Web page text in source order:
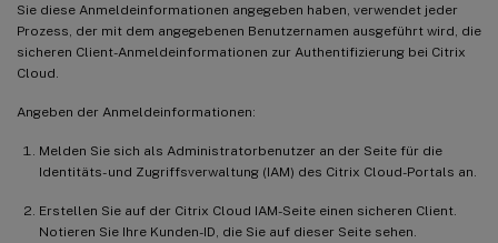
Sie diese Anmeldeinformationen angegeben haben, verwendet jeder
Prozess, der mit dem angegebenen Benutzernamen ausgeführt wird, die
sicheren Client-Anmeldeinformationen zur Authentifizierung bei Citrix
Cloud.
Angeben der Anmeldeinformationen:
Melden Sie sich als Administratorbenutzer an der Seite für die
Identitäts- und Zugriffsverwaltung (IAM) des Citrix Cloud-Portals an.
Erstellen Sie auf der Citrix Cloud IAM-Seite einen sicheren Client.
Notieren Sie Ihre Kunden-ID, die Sie auf dieser Seite sehen.